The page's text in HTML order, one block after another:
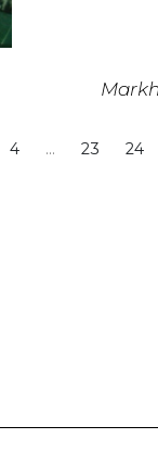
4 ... 23 24